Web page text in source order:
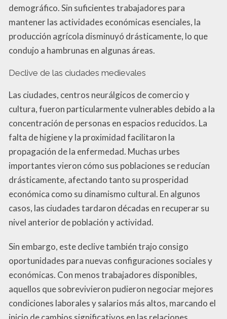
demográfico. Sin suficientes trabajadores para
mantener las actividades económicas esenciales, la
producción agrícola disminuyó drásticamente, lo que
condujo a hambrunas en algunas áreas.
Declive de las ciudades medievales
Las ciudades, centros neurálgicos de comercio y
cultura, fueron particularmente vulnerables debido a la
concentración de personas en espacios reducidos. La
falta de higiene y la proximidad facilitaron la
propagación de la enfermedad. Muchas urbes
importantes vieron cómo sus poblaciones se reducían
drásticamente, afectando tanto su prosperidad
económica como su dinamismo cultural. En algunos
casos, las ciudades tardaron décadas en recuperar su
nivel anterior de población y actividad.
Sin embargo, este declive también trajo consigo
oportunidades para nuevas configuraciones sociales y
económicas. Con menos trabajadores disponibles,
aquellos que sobrevivieron pudieron negociar mejores
condiciones laborales y salarios más altos, marcando el